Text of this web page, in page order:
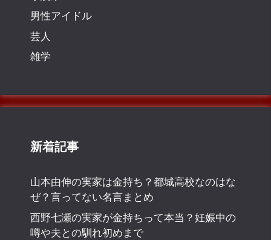
男性アイドル
芸人
雑学
新着記事
山本由伸の実家は金持ち？都城高校なのはな
ぜ？言ってない名言まとめ
西野七瀬の実家が金持ちって本当？妊娠中の
噂や夫との馴れ初めまで